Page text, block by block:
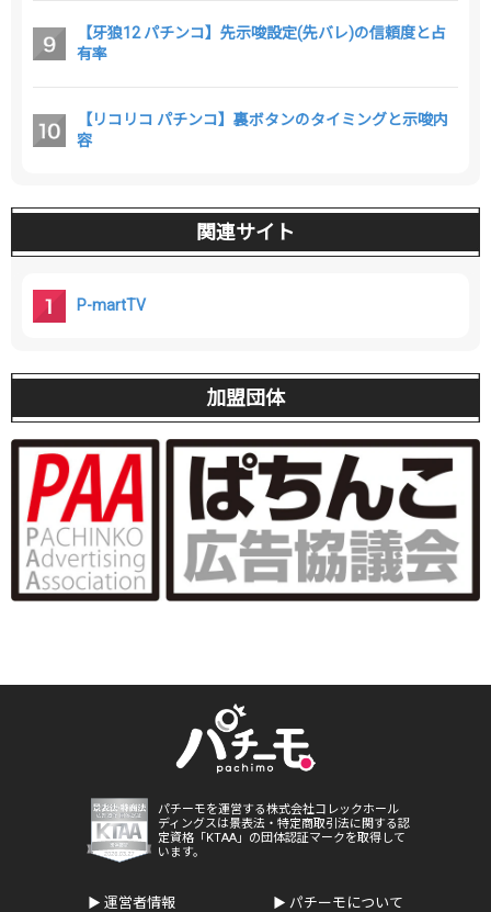
【牙狼12 パチンコ】先示唆設定(先バレ)の信頼度と占
有率
【リコリコ パチンコ】裏ボタンのタイミングと示唆内
容
関連サイト
P-martTV
加盟団体
パチーモを運営する株式会社コレックホール
ディングスは景表法・特定商取引法に関する認
定資格「KTAA」の団体認証マークを取得して
います。
運営者情報 パチーモについて